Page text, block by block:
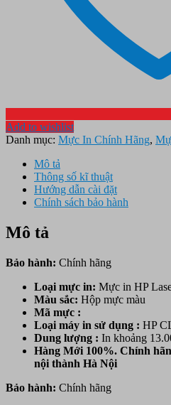
Add to wishlist
Danh mục: Mực In Chính Hãng,
Mô tả
Thông số kĩ thuật
Hướng dẫn cài đặt
Chính sách bảo hành
Mô tả
Bảo hành: Chính hãng
Loại mực in: Mực in HP
Màu sắc: Hộp mực màu
Mã mực :
Loại máy in sử dụng : HP
Dung lượng : In khoảng
Hàng Mới 100%. Chính
nội thành Hà Nội
Bảo hành: Chính hãng